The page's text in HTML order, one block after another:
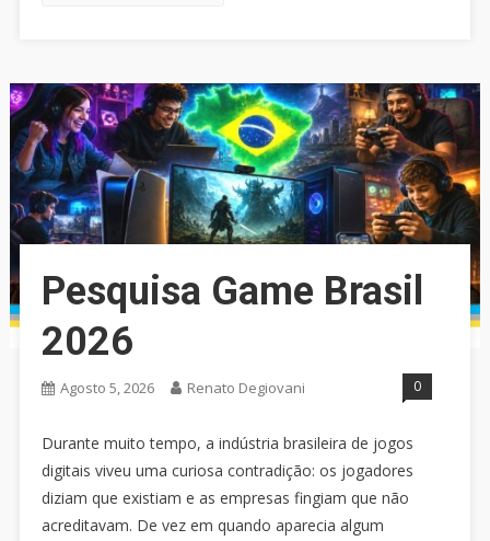
Pesquisa Game Brasil
2026
Agosto 5, 2026 Renato Degiovani 0
Durante muito tempo, a indústria brasileira de jogos
digitais viveu uma curiosa contradição: os jogadores
diziam que existiam e as empresas fingiam que não
acreditavam. De vez em quando aparecia algum